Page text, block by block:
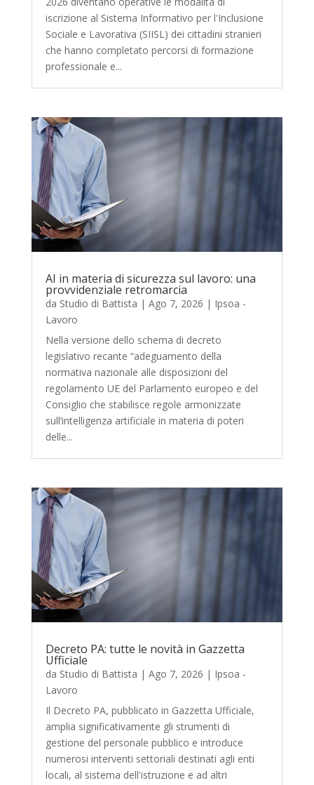
iscrizione al Sistema Informativo per l'Inclusione
Sociale e Lavorativa (SIISL) dei cittadini stranieri
che hanno completato percorsi di formazione
professionale e...
AI in materia di sicurezza sul lavoro: una
provvidenziale retromarcia
da Studio di Battista | Ago 7, 2026 | Ipsoa -
Lavoro
Nella versione dello schema di decreto
legislativo recante “adeguamento della
normativa nazionale alle disposizioni del
regolamento UE del Parlamento europeo e del
Consiglio che stabilisce regole armonizzate
sull’intelligenza artificiale in materia di poteri
delle...
Decreto PA: tutte le novità in Gazzetta
Ufficiale
da Studio di Battista | Ago 7, 2026 | Ipsoa -
Lavoro
Il Decreto PA, pubblicato in Gazzetta Ufficiale,
amplia significativamente gli strumenti di
gestione del personale pubblico e introduce
numerosi interventi settoriali destinati agli enti
locali, al sistema dell'istruzione e ad altri